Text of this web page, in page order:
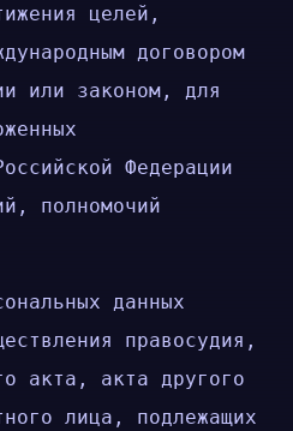
целей,
договором
или законом, для
Федерации
полномочий
данных
правосудия,
акта, акта другого
лица, подлежащих